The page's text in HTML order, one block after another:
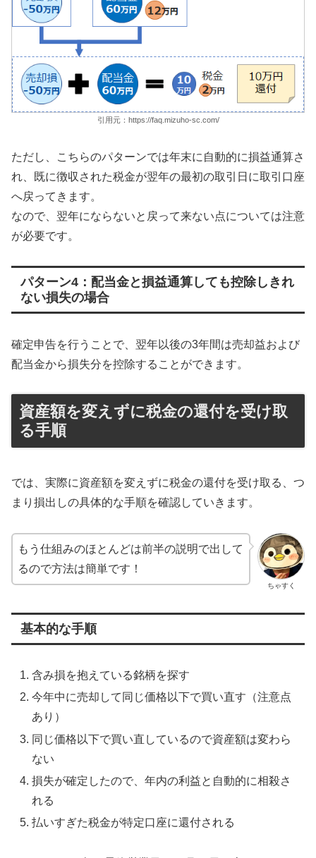
引用元：https://faq.mizuho-sc.com/
ただし、こちらのパターンでは年末に自動的に損益通算さ
れ、既に徴収された税金が翌年の最初の取引日に取引口座
へ戻ってきます。
なので、翌年にならないと戻って来ない点については注意
が必要です。
パターン4：配当金と損益通算しても控除しきれ
ない損失の場合
確定申告を行うことで、翌年以後の3年間は売却益および
配当金から損失分を控除することができます。
資産額を変えずに税金の還付を受け取
る手順
では、実際に資産額を変えずに税金の還付を受け取る、つ
まり損出しの具体的な手順を確認していきます。
ちゃすく
もう仕組みのほとんどは前半の説明で出して
るので方法は簡単です！
基本的な手順
含み損を抱えている銘柄を探す
今年中に売却して同じ価格以下で買い直す（注意点
あり）
同じ価格以下で買い直しているので資産額は変わら
ない
損失が確定したので、年内の利益と自動的に相殺さ
れる
払いすぎた税金が特定口座に還付される